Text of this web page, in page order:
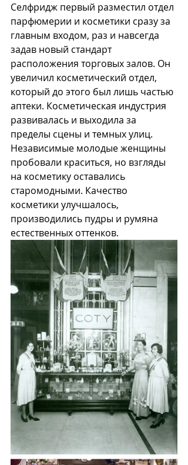
Селфридж первый разместил отдел
парфюмерии и косметики сразу за
главным входом, раз и навсегда
задав новый стандарт
расположения торговых залов. Он
увеличил косметический отдел,
который до этого был лишь частью
аптеки. Косметическая индустрия
развивалась и выходила за
пределы сцены и темных улиц.
Независимые молодые женщины
пробовали краситься, но взгляды
на косметику оставались
старомодными. Качество
косметики улучшалось,
производились пудры и румяна
естественных оттенков.